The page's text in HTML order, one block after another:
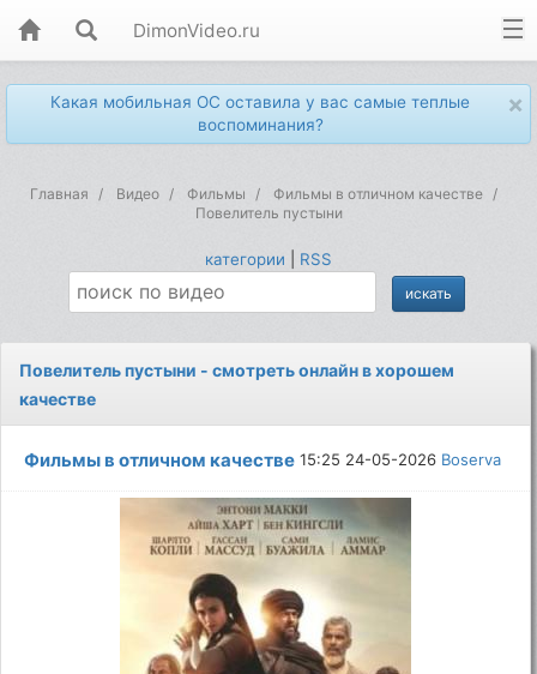
DimonVideo.ru
×
Какая мобильная ОС оставила у вас самые теплые
воспоминания?
Главная Видео Фильмы
Фильмы в отличном качестве
Повелитель пустыни
категории RSS
Повелитель пустыни - смотреть онлайн в хорошем
качестве
Фильмы в отличном качестве 15:25 24-05-2026 Boserva